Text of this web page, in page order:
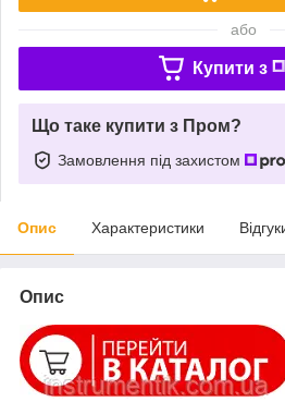
або
Купити з
Що таке купити з Пром?
Замовлення під захистом
Опис Характеристики
Опис